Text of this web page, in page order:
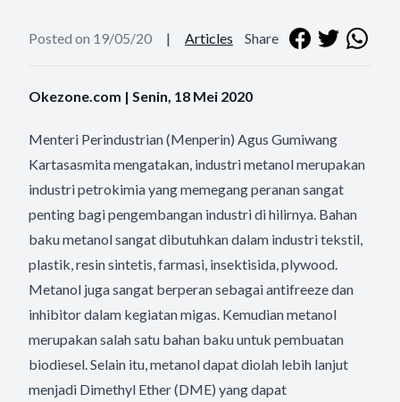
Posted on 19/05/20 | Articles Share
Okezone.com | Senin, 18 Mei 2020
Menteri Perindustrian (Menperin) Agus Gumiwang
Kartasasmita mengatakan, industri metanol merupakan
industri petrokimia yang memegang peranan sangat
penting bagi pengembangan industri di hilirnya. Bahan
baku metanol sangat dibutuhkan dalam industri tekstil,
plastik, resin sintetis, farmasi, insektisida, plywood.
Metanol juga sangat berperan sebagai antifreeze dan
inhibitor dalam kegiatan migas. Kemudian metanol
merupakan salah satu bahan baku untuk pembuatan
biodiesel. Selain itu, metanol dapat diolah lebih lanjut
menjadi Dimethyl Ether (DME) yang dapat